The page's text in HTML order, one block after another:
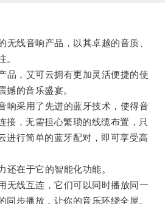
线音响产品，以其卓越的音质、
。
，艾可云拥有更加灵活便捷的使
撼的音乐盛宴。
采用了先进的蓝牙技术，使得音
接，无需担心繁琐的线缆布置，只
进行简单的蓝牙配对，即可享受高
在于它的智能化功能。
线互连，它们可以同时播放同一
同步播放，让你的音乐环绕全屋。